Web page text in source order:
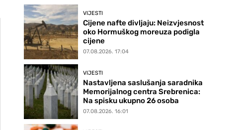
VIJESTI
Cijene nafte divljaju: Neizvjesnost
oko Hormuškog moreuza podigla
cijene
07.08.2026. 17:04
VIJESTI
Nastavljena saslušanja saradnika
Memorijalnog centra Srebrenica:
Na spisku ukupno 26 osoba
07.08.2026. 16:01